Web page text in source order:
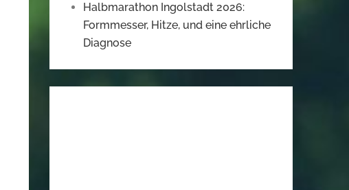
Halbmarathon Ingolstadt 2026:
Formmesser, Hitze, und eine ehrliche
Diagnose